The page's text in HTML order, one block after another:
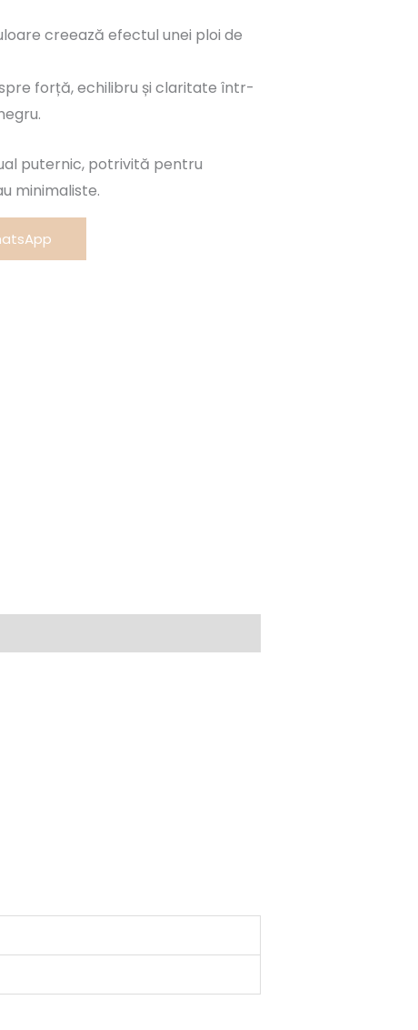
creează efectul unei ploi de
forță, echilibru și claritate într-
puternic, potrivită pentru
minimaliste.